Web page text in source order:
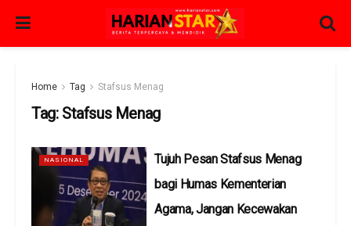
Home Tag Stafsus Menag
Tag: Stafsus Menag
NASIONAL
Tujuh Pesan Stafsus Menag
bagi Humas Kementerian
Agama, Jangan Kecewakan